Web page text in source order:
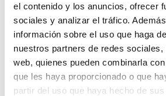
el contenido y los anuncios, ofrecer
sociales y analizar el tráfico.
información sobre el uso que haga
nuestros partners de redes
web, quienes pueden combinarla
que les haya proporcionado o que
partir del uso que haya hecho de
establecer medidas y
ante las agresiones que sufren
trabajadores durante su
La empresa estaría dispuesta
subidas del IPC, pero ha